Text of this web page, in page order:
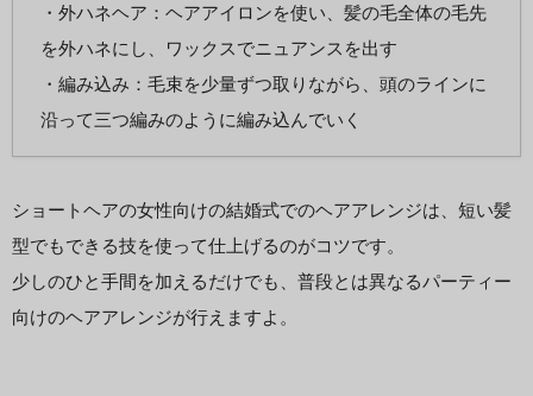
・外ハネヘア：ヘアアイロンを使い、髪の毛全体の毛先
を外ハネにし、ワックスでニュアンスを出す
・編み込み：毛束を少量ずつ取りながら、頭のラインに
沿って三つ編みのように編み込んでいく
ショートヘアの女性向けの結婚式でのヘアアレンジは、短い髪
型でもできる技を使って仕上げるのがコツです。
少しのひと手間を加えるだけでも、普段とは異なるパーティー
向けのヘアアレンジが行えますよ。